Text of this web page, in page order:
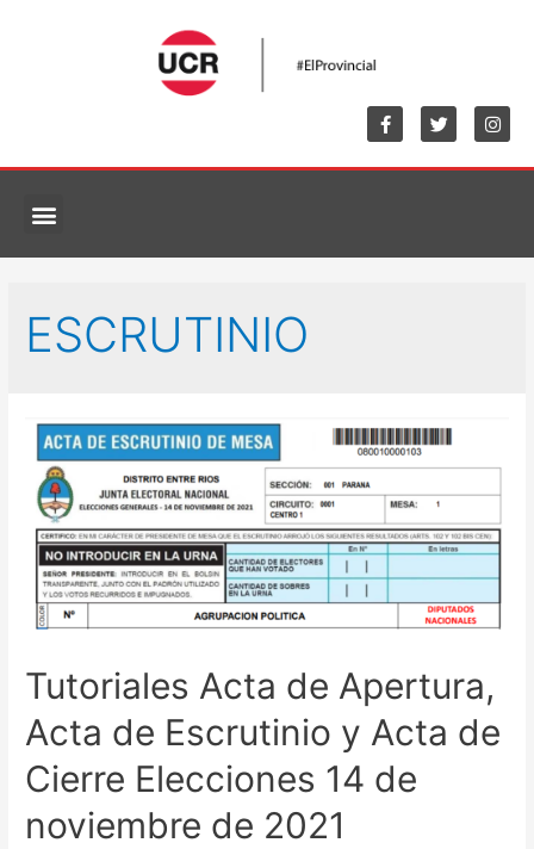
ESCRUTINIO
Tutoriales Acta de Apertura,
Acta de Escrutinio y Acta de
Cierre Elecciones 14 de
noviembre de 2021